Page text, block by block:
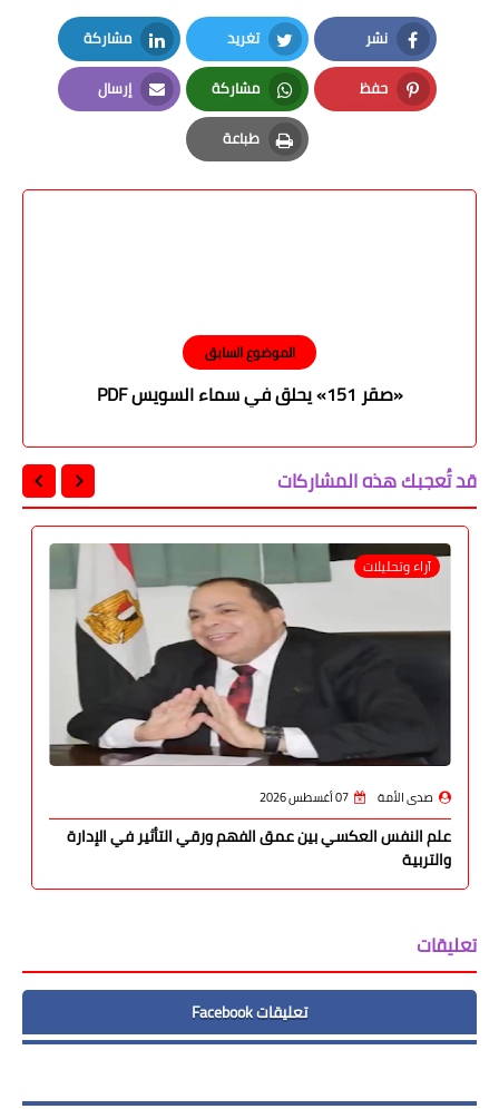
نشر
Facebook
تغريد
Twitter
مشاركة
LinkedIn
حفظ
Pinterest
مشاركة
Whatsapp
إرسال
Email
طباعة
Print
الموضوع السابق
«صقر 151» يحلق في سماء السويس PDF
قد تُعجبك هذه المشاركات
آراء وتحليلات
صدى الأمة 07 أغسطس 2026
علم النفس العكسي بين عمق الفهم ورقي التأثير في الإدارة
والتربية
تعليقات
تعليقات Facebook